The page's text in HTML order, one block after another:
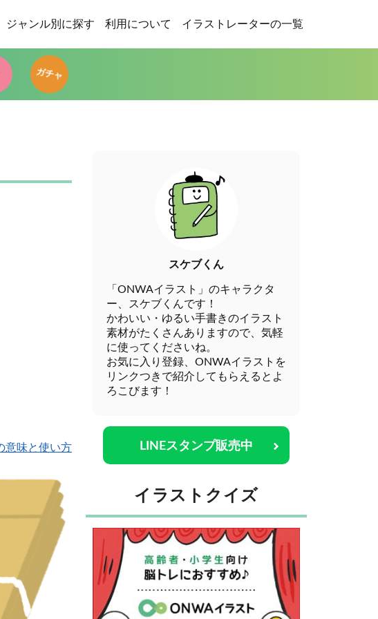
ジャンル別に探す 利用について イラストレーターの一覧
ガチャ
意味と使い方
スケブくん
「ONWAイラスト」のキャラクタ
ー、スケブくんです！
かわいい・ゆるい手書きのイラスト
素材がたくさんありますので、気軽
に使ってくださいね。
お気に入り登録、ONWAイラストを
リンクつきで紹介してもらえるとよ
ろこびます！
LINEスタンプ販売中
イラストクイズ